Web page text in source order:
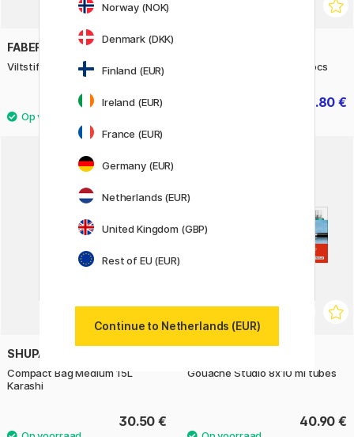
FABER-CASTELL
Viltstiften 24-set (3 jaar+)
6.86 €
9.80 €
Trio Scribbi Viltstiften 14 pcs
30.80 €
SHUPATTO
Compact Bag Medium 15L
Karashi
30.50 €
Gouache Studio 8x10 ml tubes
40.90 €
Norway (NOK)
Denmark (DKK)
Finland (EUR)
Ireland (EUR)
France (EUR)
Germany (EUR)
Netherlands (EUR)
United Kingdom (GBP)
Rest of EU (EUR)
Continue to Netherlands (EUR)